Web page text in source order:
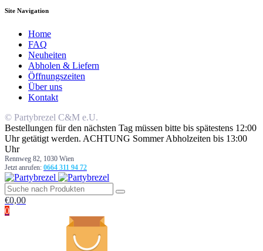
Site Navigation
Home
FAQ
Neuheiten
Abholen & Liefern
Öffnungszeiten
Über uns
Kontakt
© Partybrezel C&M e.U.
Bestellungen für den nächsten Tag müssen bitte bis spätestens 12:00
Uhr getätigt werden. ACHTUNG Sommer Abholzeiten bis 13:00
Uhr
Rennweg 82, 1030 Wien
Jetzt anrufen: 0664 311 94 72
€0,00
0